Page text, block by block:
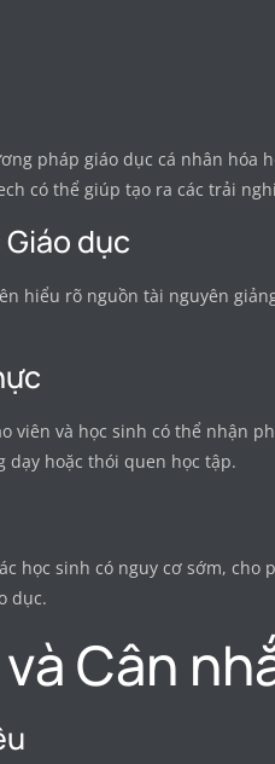
pháp giáo dục cá nhân hóa
có thể giúp tạo ra các trải
dục
hiểu rõ nguồn tài nguyên
viên và học sinh có thể nhận
dạy hoặc thói quen học tập.
học sinh có nguy cơ sớm,
dục.
Cân